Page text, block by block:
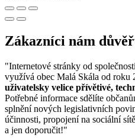
Zákazníci nám
"Internetové stránky od
využívá obec Malá Skála od roku
uživatelsky velice přívětivé,
Potřebné informace sdělíte
splnění nových legislativních
účinnosti, propojení na sociální
a jen doporučit!"